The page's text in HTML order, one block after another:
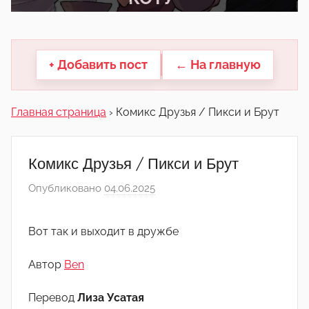
другие.
+ Добавить пост ← На главную
Главная страница › Комикс Друзья / Пикси и Брут
Комикс Друзья / Пикси и Брут
Опубликовано 04.06.2025
Вот так и выходит в дружбе
Автор Ben
Перевод Лиза Усатая